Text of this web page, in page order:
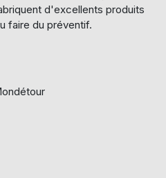
d'excellents produits
faire du préventif.